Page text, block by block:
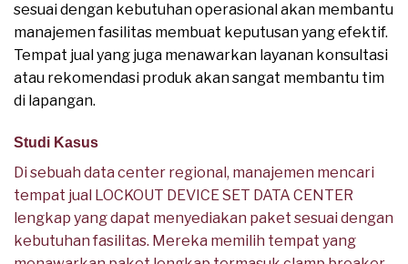
sesuai dengan kebutuhan operasional akan membantu
manajemen fasilitas membuat keputusan yang efektif.
Tempat jual yang juga menawarkan layanan konsultasi
atau rekomendasi produk akan sangat membantu tim
di lapangan.
Studi Kasus
Di sebuah data center regional, manajemen mencari
tempat jual LOCKOUT DEVICE SET DATA CENTER
lengkap yang dapat menyediakan paket sesuai dengan
kebutuhan fasilitas. Mereka memilih tempat yang